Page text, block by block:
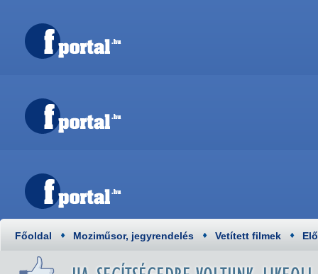
Főoldal Moziműsor, jegyrendelés Vetített filmek